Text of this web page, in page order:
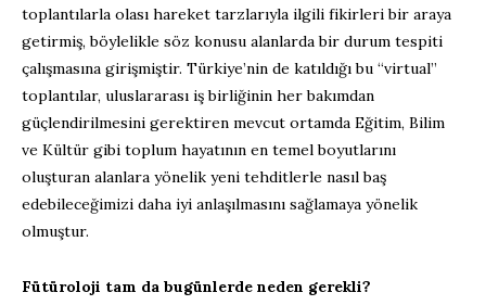
toplantılarla olası hareket tarzlarıyla ilgili fikirleri bir araya
getirmiş, böylelikle söz konusu alanlarda bir durum tespiti
çalışmasına girişmiştir. Türkiye’nin de katıldığı bu “virtual”
toplantılar, uluslararası iş birliğinin her bakımdan
güçlendirilmesini gerektiren mevcut ortamda Eğitim, Bilim
ve Kültür gibi toplum hayatının en temel boyutlarını
oluşturan alanlara yönelik yeni tehditlerle nasıl baş
edebileceğimizi daha iyi anlaşılmasını sağlamaya yönelik
olmuştur.
Fütüroloji tam da bugünlerde neden gerekli?